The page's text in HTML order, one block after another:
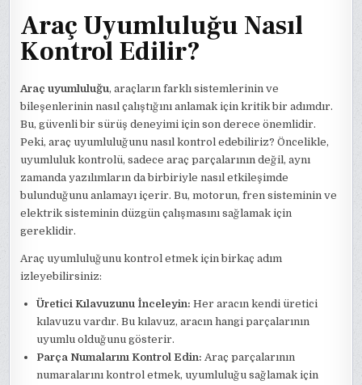
KONTROL
EDILIR
Araç Uyumluluğu Nasıl
Kontrol Edilir?
Araç uyumluluğu, araçların farklı sistemlerinin ve
bileşenlerinin nasıl çalıştığını anlamak için kritik bir adımdır.
Bu, güvenli bir sürüş deneyimi için son derece önemlidir.
Peki, araç uyumluluğunu nasıl kontrol edebiliriz? Öncelikle,
uyumluluk kontrolü, sadece araç parçalarının değil, aynı
zamanda yazılımların da birbiriyle nasıl etkileşimde
bulunduğunu anlamayı içerir. Bu, motorun, fren sisteminin ve
elektrik sisteminin düzgün çalışmasını sağlamak için
gereklidir.
Araç uyumluluğunu kontrol etmek için birkaç adım
izleyebilirsiniz:
Üretici Kılavuzunu İnceleyin: Her aracın kendi üretici
kılavuzu vardır. Bu kılavuz, aracın hangi parçalarının
uyumlu olduğunu gösterir.
Parça Numalarını Kontrol Edin: Araç parçalarının
numaralarını kontrol etmek, uyumluluğu sağlamak için